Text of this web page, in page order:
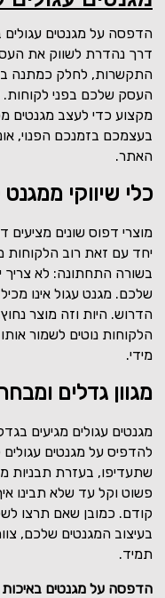
דרך נהדרת לשווק את
התקשרות, לחלק כמתנה
העסק שלכם בפני לקוחות.
מקצוע כדי לעצב מגנטים
בעצמכם בזמנכם הפנוי,
האתר.
כלי שיווקי
מוצרי דפוס שונים
יחד עם זאת רוב הלקוחות
בשורה התחתונה: לא
שלכם. מגנט עגול אינו
הדרוש. היות וזה מוצר
הלקוחות נוטים לשמור
מידי.
מגוון גדלים
מגנטים עגולים מגיעים
שתעדיפו, בעזרת תבניות
פשוט וקל עד שלא תבינו
קודם. כמובן שאם תרצו
בעיצוב המגנטים שלכם,
תמיד.
הדפסה על מגנטים